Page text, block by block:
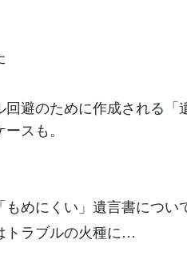
回避のために作成される
スも。
もめにくい」遺言書につい
トラブルの火種に…